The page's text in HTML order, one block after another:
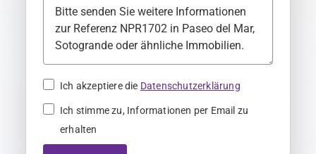
n
y
Ich akzeptiere die Datenschutzerklärung
Ich stimme zu, Informationen per Email zu
erhalten